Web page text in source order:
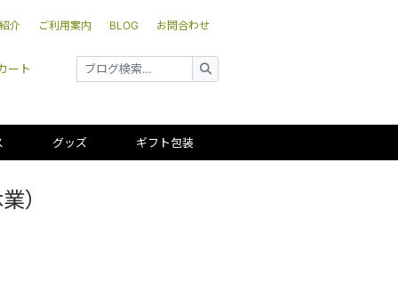
介 ご利用案内 BLOG お問合わせ
ート
グッズ ギフト包装
）